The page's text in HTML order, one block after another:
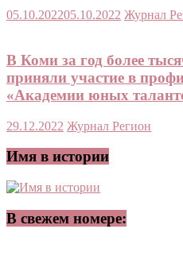
05.10.202205.10.2022 Журнал
В Коми за год более
приняли участие в
«Академии юных
29.12.2022 Журнал Регион
Имя в истории
В свежем номере: